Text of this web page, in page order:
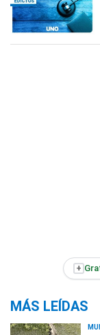
+
MÁS LEÍDAS